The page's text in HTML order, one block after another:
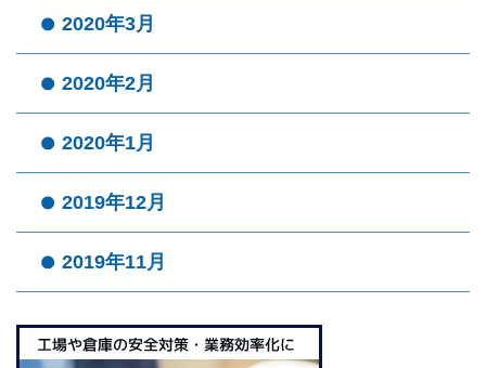
2020年3月
2020年2月
2020年1月
2019年12月
2019年11月